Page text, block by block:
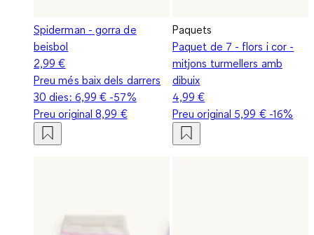
Spiderman - gorra de
beisbol
2,99 €
Preu més baix dels darrers
30 dies: 6,99 € -57%
Preu original8,99 €
Paquets
Paquet de 7 - flors i cor -
mitjons turmellers amb
dibuix
4,99 €
Preu original 5,99 €-16%